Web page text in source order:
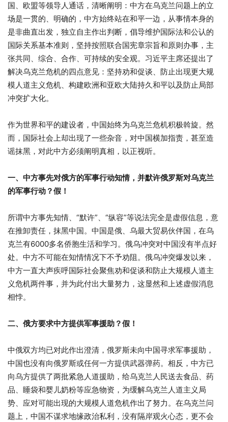
国、欧盟等领导人通话，清晰阐明：中方在乌克兰问题上的立
场是一贯的、明确的，中方始终站在和平一边，从事情本身的
是非曲直出发，独立自主作出判断，倡导维护国际法和公认的
国际关系基本准则，坚持按照联合国宪章宗旨和原则办事，主
张共同、综合、合作、可持续的安全观。习近平主席还提出了
解决乌克兰危机的四点意见：坚持劝和促谈、防止出现更大规
模人道主义危机、构建欧洲和亚欧大陆持久和平以及防止局部
冲突扩大化。
作为世界和平的建设者，中国始终为乌克兰危机积极斡旋。然
而，国际社会上却出现了一些杂音，对中国横加指责，甚至造
谣抹黑，对此中方必须阐明真相，以正视听。
一、中方事先对俄方的军事行动知情，并默许俄罗斯对乌克兰
的军事行动？假！
所谓中方事先知情、“默许”、“纵容”等说法完全是虚假信息，意
在推卸责任，抹黑中国。中国是俄、乌最大贸易伙伴国，在乌
克兰有6000多名侨胞生活和学习。俄乌冲突对中国没有半点好
处。中方不可能在知情情况下不予劝阻。俄乌冲突爆发以来，
中方一直大声疾呼国际社会聚焦劝和促谈和防止大规模人道主
义危机两件事，并为此付出大量努力，这显然和上述虚假消息
相悖。
二、俄方要求中方提供军事援助？假！
中俄双方均已对此作出澄清，俄罗斯未向中国寻求军事援助，
中国也没有向俄罗斯或任何一方提供武器弹药。相反，中方已
向乌方提供了两批紧急人道援助，给乌克兰人民送去食品、药
品、睡袋和婴儿奶粉等应急物资，为缓解乌克兰人道主义局
势、应对可能出现的大规模人道危机作出了努力。在乌克兰问
题上，中国不谋求地缘政治私利，没有隔岸观火心态，更不会